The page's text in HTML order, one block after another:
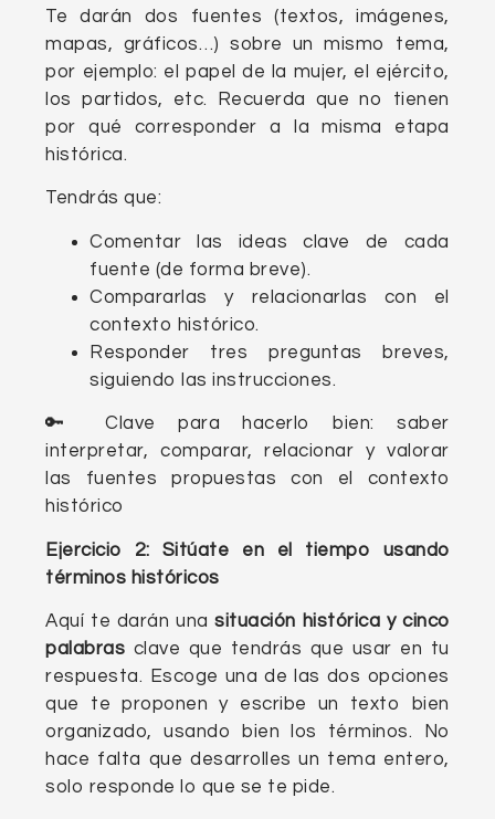
Te darán dos fuentes (textos, imágenes,
mapas, gráficos…) sobre un mismo tema,
por ejemplo: el papel de la mujer, el ejército,
los partidos, etc. Recuerda que no tienen
por qué corresponder a la misma etapa
histórica.
Tendrás que:
Comentar las ideas clave de cada
fuente (de forma breve).
Compararlas y relacionarlas con el
contexto histórico.
Responder tres preguntas breves,
siguiendo las instrucciones.
🔑 Clave para hacerlo bien: saber
interpretar, comparar, relacionar y valorar
las fuentes propuestas con el contexto
histórico
Ejercicio 2: Sitúate en el tiempo usando
términos históricos
Aquí te darán unasituación histórica y cinco
palabras clave que tendrás que usar en tu
respuesta. Escoge una de las dos opciones
que te proponen y escribe un texto bien
organizado, usando bien los términos. No
hace falta que desarrolles un tema entero,
solo responde lo que se te pide.